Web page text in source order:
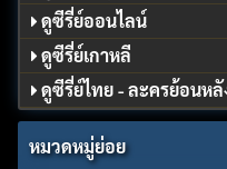
ดูซีรี่ย์ออนไลน์
ดูซีรี่ย์เกาหลี
ดูซีรี่ย์ไทย - ละครย้อนหลั
หมวดหมู่ย่อย